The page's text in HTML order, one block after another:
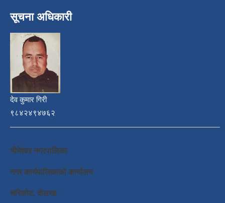
सूचना अधिकारी
देव कुमार गिरी
९८४२४९४७६२
भीमेश्वर नगरपालिका
नगर कार्यपालिकाको कार्यालय
चरिकोट, दोलखा